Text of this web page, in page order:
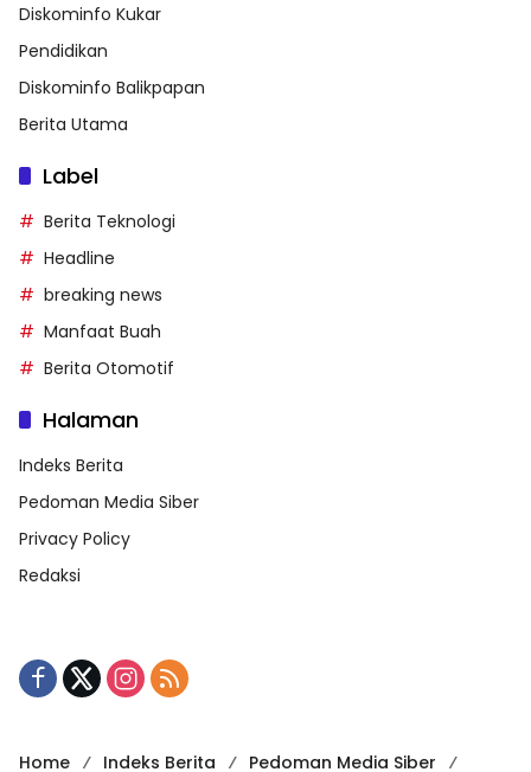
Diskominfo Kukar
Pendidikan
Diskominfo Balikpapan
Berita Utama
Label
Berita Teknologi
Headline
breaking news
Manfaat Buah
Berita Otomotif
Halaman
Indeks Berita
Pedoman Media Siber
Privacy Policy
Redaksi
Home Indeks Berita Pedoman Media Siber